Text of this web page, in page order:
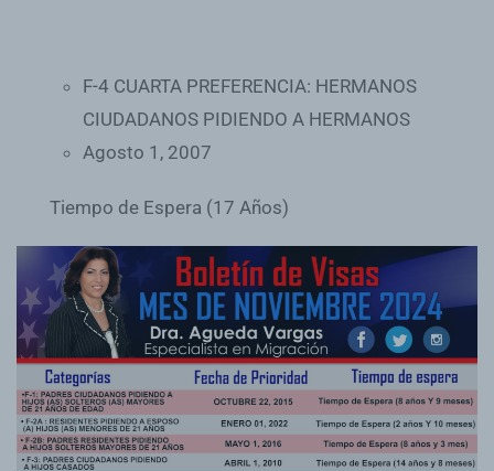
F-4 CUARTA PREFERENCIA: HERMANOS
CIUDADANOS PIDIENDO A HERMANOS
Agosto 1, 2007
Tiempo de Espera (17 Años)